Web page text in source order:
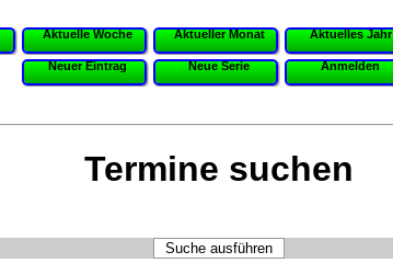
Aktuelle Woche Aktueller Monat Aktuelles Jahr
Neuer Eintrag Neue Serie Anmelden
Termine suchen